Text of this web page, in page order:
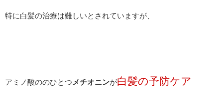
特に白髪の治療は難しいとされていますが、
アミノ酸ののひとつ メチオニンが白髪の予防ケア